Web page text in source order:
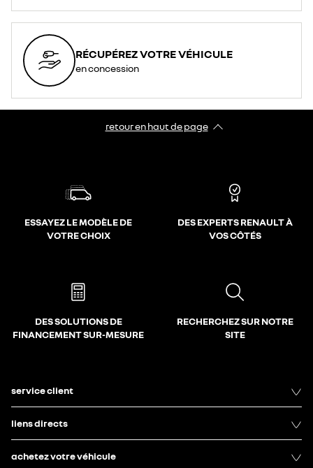
RÉCUPÉREZ VOTRE VÉHICULE
en concession
retour en haut de page​
ESSAYEZ LE MODÈLE DE
VOTRE CHOIX
DES EXPERTS RENAULT À
VOS CÔTÉS
DES SOLUTIONS DE
FINANCEMENT SUR-MESURE
RECHERCHEZ SUR NOTRE
SITE
service client
liens directs
achetez votre véhicule